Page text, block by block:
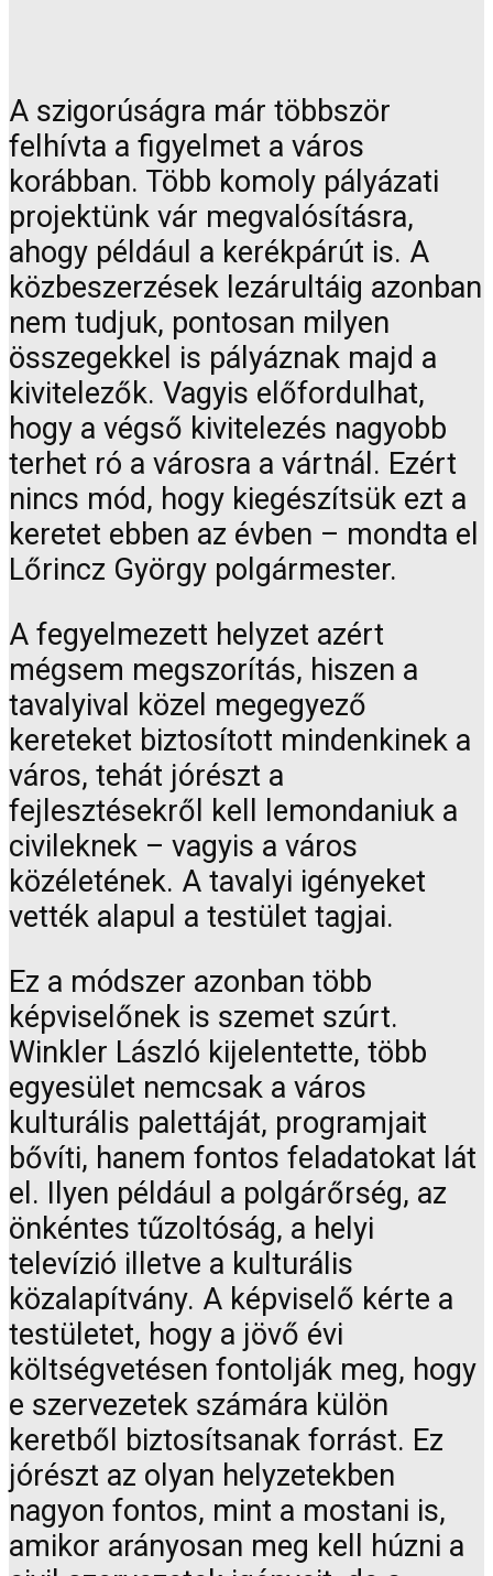
A szigorúságra már többször
felhívta a figyelmet a város
korábban. Több komoly pályázati
projektünk vár megvalósításra,
ahogy például a kerékpárút is. A
közbeszerzések lezárultáig azonban
nem tudjuk, pontosan milyen
összegekkel is pályáznak majd a
kivitelezők. Vagyis előfordulhat,
hogy a végső kivitelezés nagyobb
terhet ró a városra a vártnál. Ezért
nincs mód, hogy kiegészítsük ezt a
keretet ebben az évben – mondta el
Lőrincz György polgármester.
A fegyelmezett helyzet azért
mégsem megszorítás, hiszen a
tavalyival közel megegyező
kereteket biztosított mindenkinek a
város, tehát jórészt a
fejlesztésekről kell lemondaniuk a
civileknek – vagyis a város
közéletének. A tavalyi igényeket
vették alapul a testület tagjai.
Ez a módszer azonban több
képviselőnek is szemet szúrt.
Winkler László kijelentette, több
egyesület nemcsak a város
kulturális palettáját, programjait
bővíti, hanem fontos feladatokat lát
el. Ilyen például a polgárőrség, az
önkéntes tűzoltóság, a helyi
televízió illetve a kulturális
közalapítvány. A képviselő kérte a
testületet, hogy a jövő évi
költségvetésen fontolják meg, hogy
e szervezetek számára külön
keretből biztosítsanak forrást. Ez
jórészt az olyan helyzetekben
nagyon fontos, mint a mostani is,
amikor arányosan meg kell húzni a